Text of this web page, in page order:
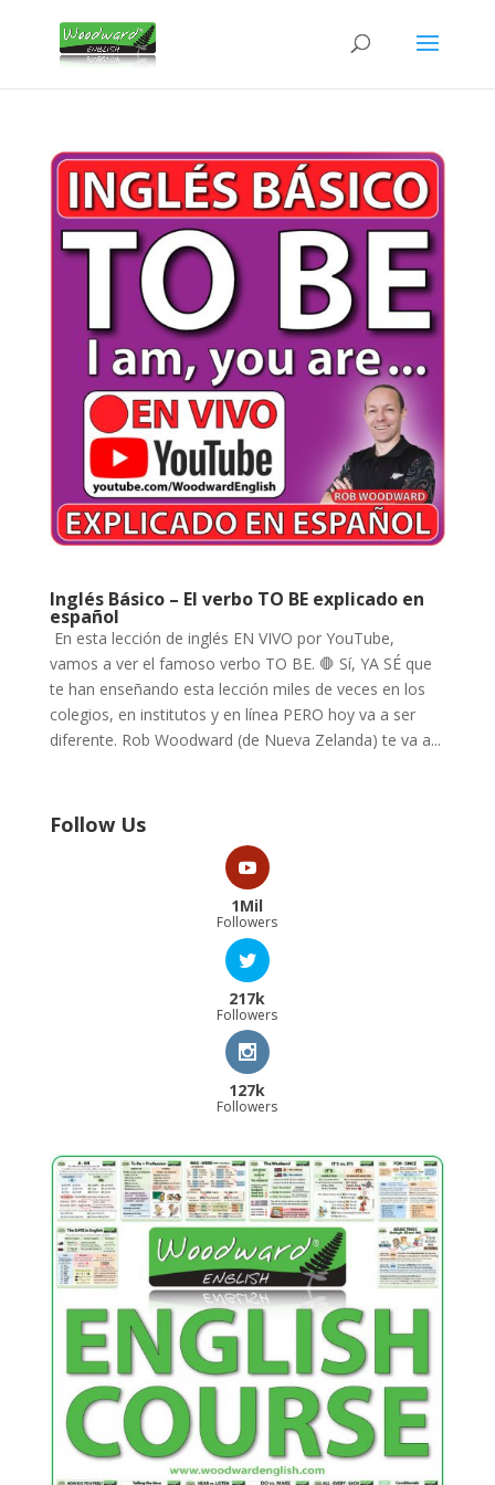
Inglés Básico – El verbo TO BE explicado en
español
En esta lección de inglés EN VIVO por YouTube,
vamos a ver el famoso verbo TO BE. 🛑 Sí, YA SÉ que
te han enseñando esta lección miles de veces en los
colegios, en institutos y en línea PERO hoy va a ser
diferente. Rob Woodward (de Nueva Zelanda) te va a...
Follow Us
1Mil
Followers
217k
Followers
127k
Followers